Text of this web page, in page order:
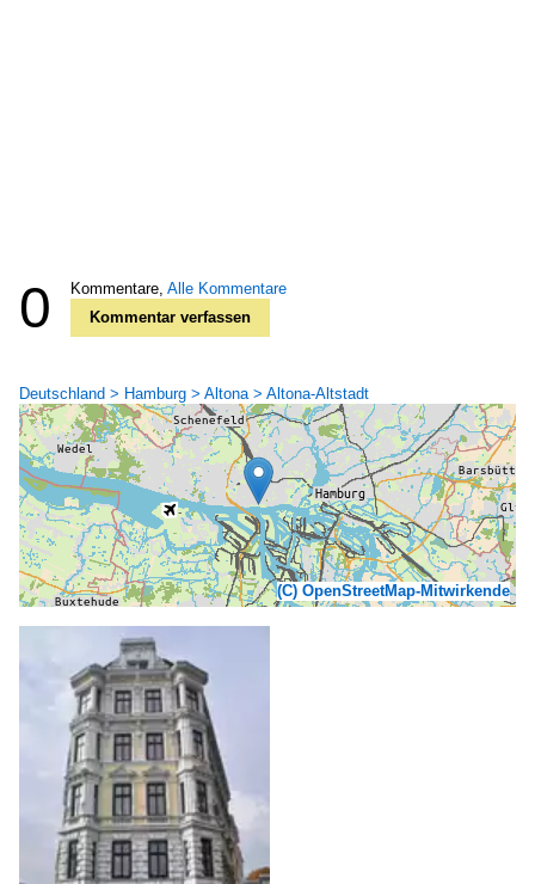
0 Kommentare, Alle Kommentare
Kommentar verfassen
Deutschland > Hamburg > Altona > Altona-Altstadt
(C) OpenStreetMap-Mitwirkende